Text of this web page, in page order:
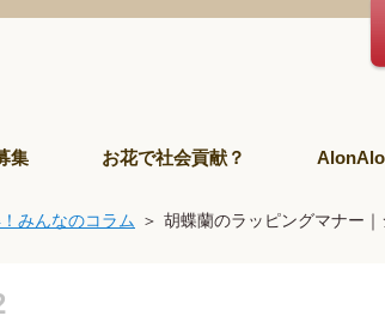
集 お花で社会貢献？
みんなのコラム 胡蝶蘭のラッピングマナー